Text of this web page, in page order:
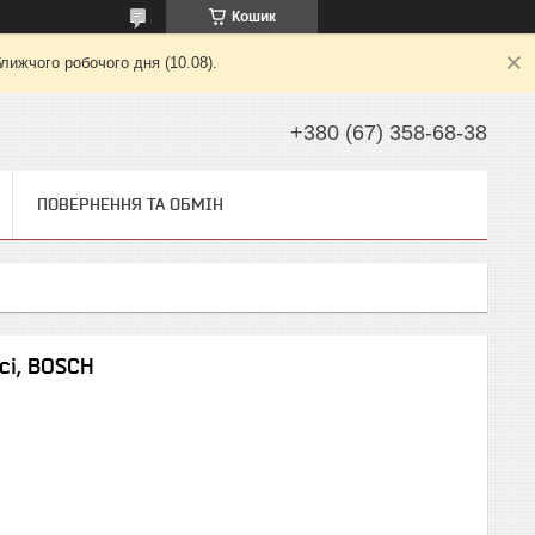
Кошик
робочого дня (10.08).
+380 (67) 358-68-38
ПОВЕРНЕННЯ ТА ОБМІН
BOSCH